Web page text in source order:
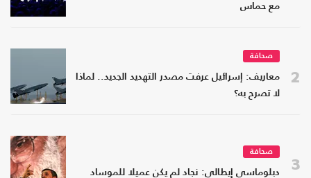
مع حماس
2
صحافة
معاريف: إسرائيل عرفت مصدر التهديد الجديد.. لماذا
لا تصرح به؟
3
صحافة
دبلوماسي إيطالي: نجاد لم يكن عميلا للموساد